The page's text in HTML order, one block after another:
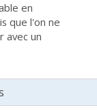
en
que l'on ne
avec un